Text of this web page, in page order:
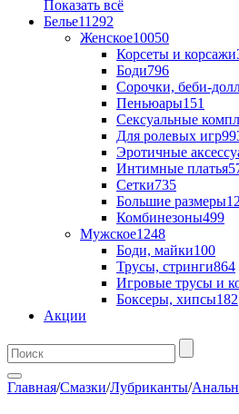
Показать всё
Белье11292
Женское10050
Корсеты и корсажи
Боди796
Сорочки, беби-
Пеньюары151
Сексуальные
Для ролевых игр
Эротичные
Интимные платья
Сетки735
Большие размеры
Комбинезоны499
Мужское1248
Боди, майки100
Трусы, стринги864
Игровые трусы и
Боксеры, хипсы182
Акции
Главная/Смазки/Лубриканты/